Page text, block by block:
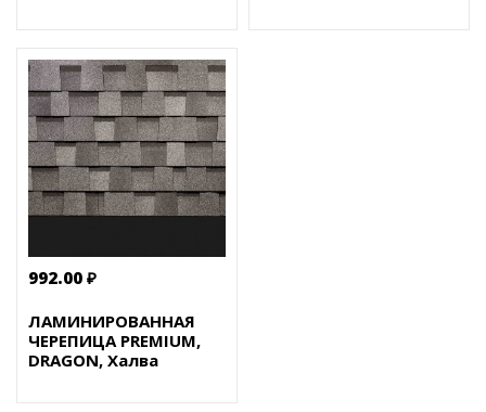
992.00 ₽
ЛАМИНИРОВАННАЯ
ЧЕРЕПИЦА PREMIUM,
DRAGON, Халва